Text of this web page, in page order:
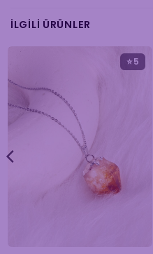
İLGILI ÜRÜNLER
⭐ 5